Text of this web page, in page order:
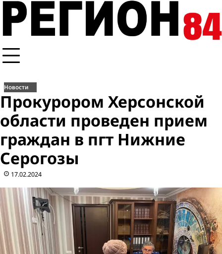
Перейти
содержимому
Новости
Прокурором Херсонской
области проведен прием
граждан в пгт Нижние
Серогозы
17.02.2024